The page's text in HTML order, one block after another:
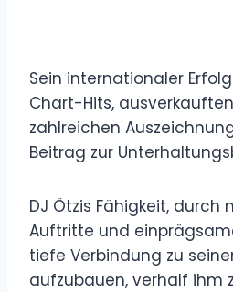
Sein internationaler
Chart-Hits,
zahlreichen
Beitrag zur
DJ Ötzis Fähigkeit, durch
Auftritte und
tiefe Verbindung zu
aufzubauen, verhalf ihm